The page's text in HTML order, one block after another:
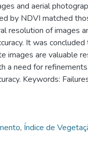
and aerial
by NDVI matched
resolution of images
It was
images are valuable
a need for
Keywords:
, Índice de